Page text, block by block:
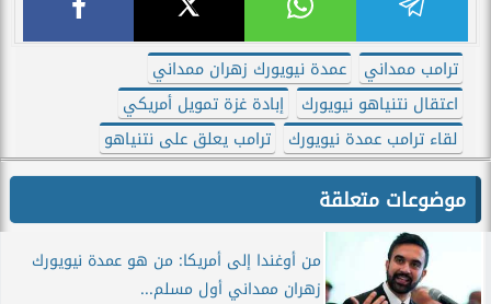
ترامب ممداني
عمدة نيويورك زهران ممداني
اعتقال نتنياهو نيويورك
إبادة غزة تمويل أمريكي
لقاء ترامب عمدة نيويورك
ترامب يعلق على نتنياهو
موضوعات متعلقة
من أوغندا إلى أمريكا: من هو عمدة نيويورك
زهران ممداني أول مسلم...